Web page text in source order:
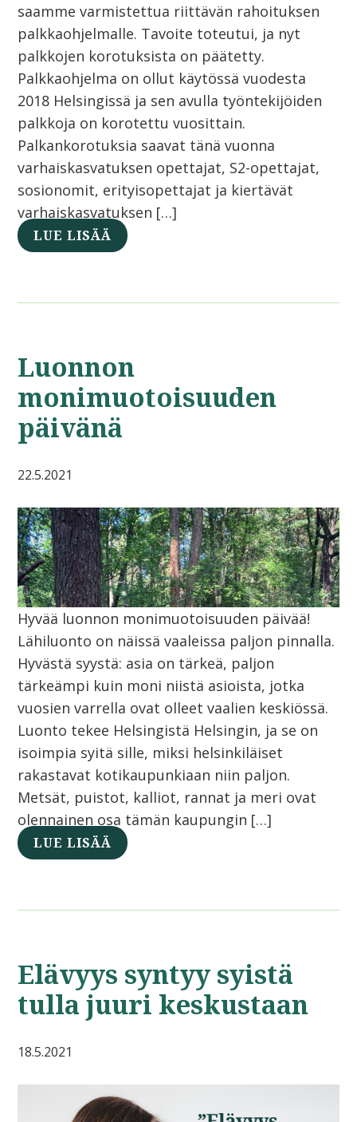
saamme varmistettua riittävän rahoituksen
palkkaohjelmalle. Tavoite toteutui, ja nyt
palkkojen korotuksista on päätetty.
Palkkaohjelma on ollut käytössä vuodesta
2018 Helsingissä ja sen avulla työntekijöiden
palkkoja on korotettu vuosittain.
Palkankorotuksia saavat tänä vuonna
varhaiskasvatuksen opettajat, S2-opettajat,
sosionomit, erityisopettajat ja kiertävät
varhaiskasvatuksen […]
LUE LISÄÄ
Luonnon
monimuotoisuuden
päivänä
22.5.2021
Hyvää luonnon monimuotoisuuden päivää!
Lähiluonto on näissä vaaleissa paljon pinnalla.
Hyvästä syystä: asia on tärkeä, paljon
tärkeämpi kuin moni niistä asioista, jotka
vuosien varrella ovat olleet vaalien keskiössä.
Luonto tekee Helsingistä Helsingin, ja se on
isoimpia syitä sille, miksi helsinkiläiset
rakastavat kotikaupunkiaan niin paljon.
Metsät, puistot, kalliot, rannat ja meri ovat
olennainen osa tämän kaupungin […]
LUE LISÄÄ
Elävyys syntyy syistä
tulla juuri keskustaan
18.5.2021